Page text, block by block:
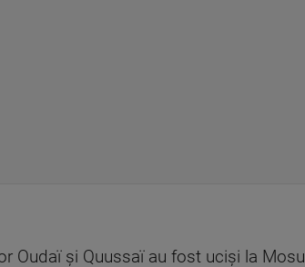
Oudaï şi Quussaï au fost ucişi la Mosul